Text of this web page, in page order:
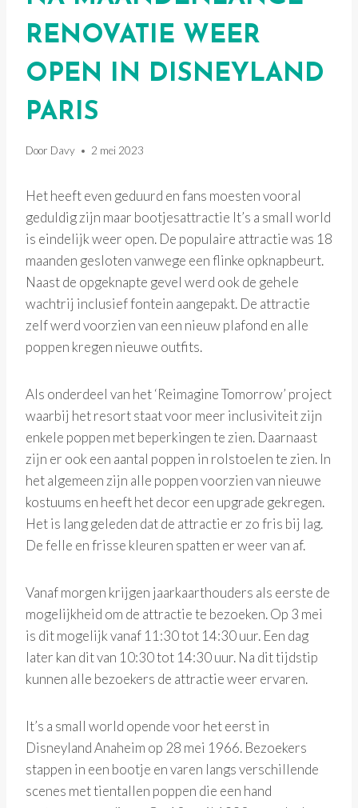
RENOVATIE WEER
OPEN IN DISNEYLAND
PARIS
Door Davy 2 mei 2023
Het heeft even geduurd en fans moesten vooral
geduldig zijn maar bootjesattractie It’s a small world
is eindelijk weer open. De populaire attractie was 18
maanden gesloten vanwege een flinke opknapbeurt.
Naast de opgeknapte gevel werd ook de gehele
wachtrij inclusief fontein aangepakt. De attractie
zelf werd voorzien van een nieuw plafond en alle
poppen kregen nieuwe outfits.
Als onderdeel van het ‘Reimagine Tomorrow’ project
waarbij het resort staat voor meer inclusiviteit zijn
enkele poppen met beperkingen te zien. Daarnaast
zijn er ook een aantal poppen in rolstoelen te zien. In
het algemeen zijn alle poppen voorzien van nieuwe
kostuums en heeft het decor een upgrade gekregen.
Het is lang geleden dat de attractie er zo fris bij lag.
De felle en frisse kleuren spatten er weer van af.
Vanaf morgen krijgen jaarkaarthouders als eerste de
mogelijkheid om de attractie te bezoeken. Op 3 mei
is dit mogelijk vanaf 11:30 tot 14:30 uur. Een dag
later kan dit van 10:30 tot 14:30 uur. Na dit tijdstip
kunnen alle bezoekers de attractie weer ervaren.
It’s a small world opende voor het eerst in
Disneyland Anaheim op 28 mei 1966. Bezoekers
stappen in een bootje en varen langs verschillende
scenes met tientallen poppen die een hand